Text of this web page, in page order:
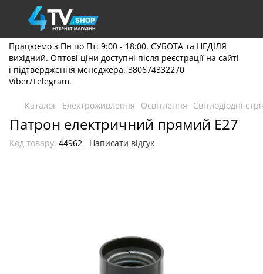
Працюємо з Пн по Пт: 9:00 - 18:00. СУБОТА та НЕДІЛЯ
вихідний. Оптові ціни доступні після реєстрації на сайті
і підтвердження менеджера. 380674332270
Viber/Telegram.
Каталог Електроживлення Освітлення Світлодіодні
Патрон електричний прямий E27
Код товару: 44962 Написати відгук